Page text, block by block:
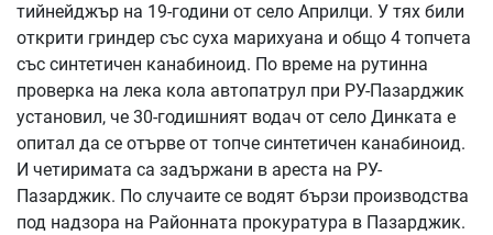
тийнейджър на 19-години от село Априлци. У тях били
открити гриндер със суха марихуана и общо 4 топчета
със синтетичен канабиноид. По време на рутинна
проверка на лека кола автопатрул при РУ-Пазарджик
установил, че 30-годишният водач от село Динката е
опитал да се отърве от топче синтетичен канабиноид.
И четиримата са задържани в ареста на РУ-
Пазарджик. По случаите се водят бързи производства
под надзора на Районната прокуратура в Пазарджик.